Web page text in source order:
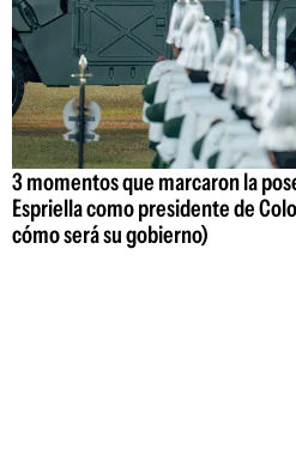
3 momentos que marcaron la
Espriella como presidente de
cómo será su gobierno)